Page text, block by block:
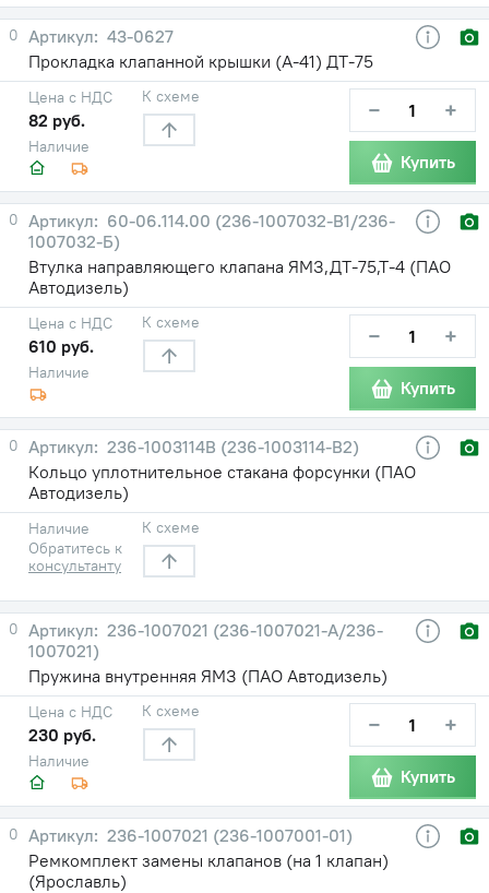
0
43-0627
Прокладка клапанной крышки (А-41) ДТ-75
Наличие
Цена с НДС
82 руб.
К схеме − +
Купить
0
60-06.114.00 (236-1007032-В1/236-
1007032-Б)
Втулка направляющего клапана ЯМЗ,ДТ-75,Т-4 (ПАО
Автодизель)
Наличие
Цена с НДС
610 руб.
К схеме − +
Купить
0
236-1003114В (236-1003114-В2)
Кольцо уплотнительное стакана форсунки (ПАО
Автодизель)
Наличие
Обратитесь к
консультанту
К схеме
0
236-1007021 (236-1007021-А/236-
1007021)
Пружина внутренняя ЯМЗ (ПАО Автодизель)
Наличие
Цена с НДС
230 руб.
К схеме − +
Купить
0
236-1007021 (236-1007001-01)
Ремкомплект замены клапанов (на 1 клапан)
(Ярославль)